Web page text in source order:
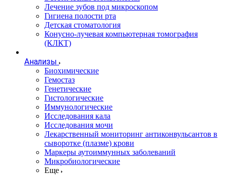
Лечение зубов под микроскопом
Гигиена полости рта
Детская стоматология
Конусно-лучевая компьютерная томография
(КЛКТ)
Анализы
Биохимические
Гемостаз
Генетические
Гистологические
Иммунологические
Исследования кала
Исследования мочи
Лекарственный мониторинг антиконвульсантов в
сыворотке (плазме) крови
Маркеры аутоиммунных заболеваний
Микробиологические
Еще